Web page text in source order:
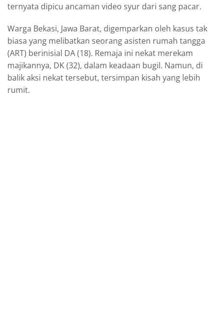
ternyata dipicu ancaman video syur dari sang pacar.
Warga Bekasi, Jawa Barat, digemparkan oleh kasus tak
biasa yang melibatkan seorang asisten rumah tangga
(ART) berinisial DA (18). Remaja ini nekat merekam
majikannya, DK (32), dalam keadaan bugil. Namun, di
balik aksi nekat tersebut, tersimpan kisah yang lebih
rumit.